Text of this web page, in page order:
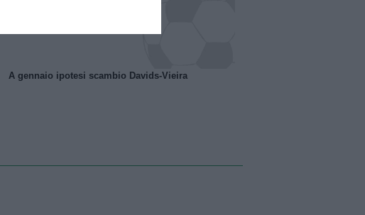
A gennaio ipotesi scambio Davids-Vieira